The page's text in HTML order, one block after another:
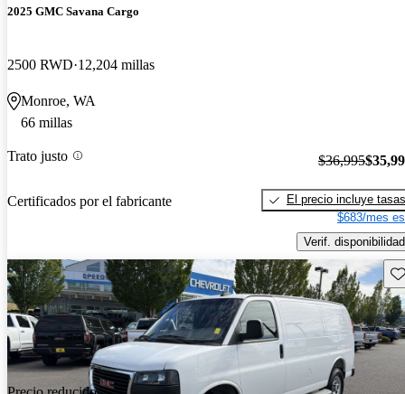
2025 GMC Savana Cargo
2500 RWD 12,204 millas
Monroe, WA
66 millas
Trato justo
Certificados por el fabricante
$36,995
El precio incluye tasas
$683/mes
Verif. disponibilidad